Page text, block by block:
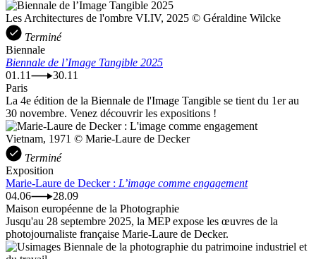
Les Architectures de l'ombre VI.IV, 2025 © Géraldine Wilcke
Terminé
Biennale
Biennale de l’Image Tangible 2025
01.11
30.11
Paris
La 4e édition de la Biennale de l'Image Tangible se tient du 1er au
30 novembre. Venez découvrir les expositions !
Vietnam, 1971 © Marie-Laure de Decker
Terminé
Exposition
Marie-Laure de Decker : L’image comme engagement
04.06
28.09
Maison européenne de la Photographie
Jusqu'au 28 septembre 2025, la MEP expose les œuvres de la
photojournaliste française Marie-Laure de Decker.